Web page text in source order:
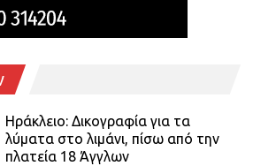
Ηράκλειο: Δικογραφία για τα
λύματα στο λιμάνι, πίσω από την
πλατεία 18 Άγγλων